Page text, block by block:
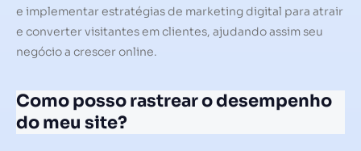
e implementar estratégias de marketing digital para atrair
e converter visitantes em clientes, ajudando assim seu
negócio a crescer online.
Como posso rastrear o desempenho
do meu site?